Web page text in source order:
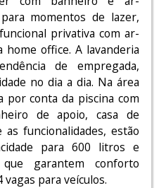
momentos de lazer,
privativa com ar-
home office. A lavanderia
de empregada,
no dia a dia. Na área
por conta da piscina com
de apoio, casa de
funcionalidades, estão
para 600 litros e
garantem conforto
vagas para veículos.